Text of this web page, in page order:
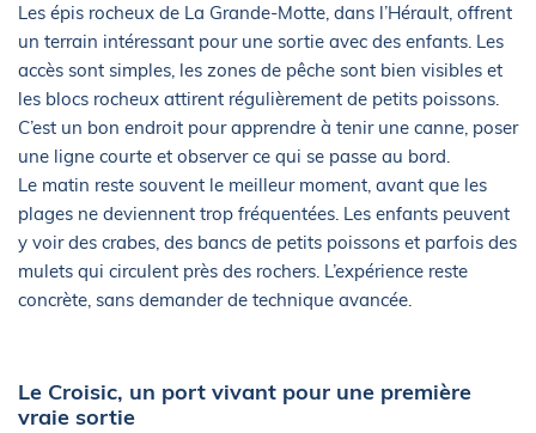
Les épis rocheux de La Grande-Motte, dans l’Hérault, offrent
un terrain intéressant pour une sortie avec des enfants. Les
accès sont simples, les zones de pêche sont bien visibles et
les blocs rocheux attirent régulièrement de petits poissons.
C’est un bon endroit pour apprendre à tenir une canne, poser
une ligne courte et observer ce qui se passe au bord.
Le matin reste souvent le meilleur moment, avant que les
plages ne deviennent trop fréquentées. Les enfants peuvent
y voir des crabes, des bancs de petits poissons et parfois des
mulets qui circulent près des rochers. L’expérience reste
concrète, sans demander de technique avancée.
Le Croisic, un port vivant pour une première
vraie sortie